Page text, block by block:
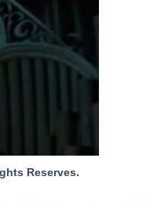
Reserves.